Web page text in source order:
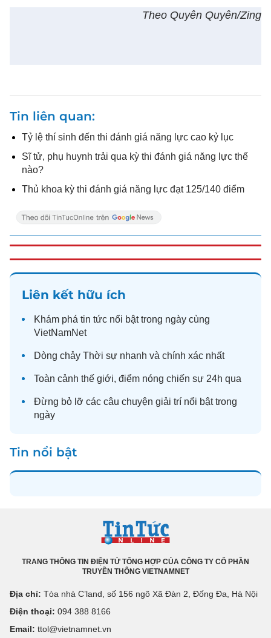
Theo Quyên Quyên/Zing
Tin liên quan
Tỷ lệ thí sinh đến thi đánh giá năng lực cao kỷ lục
Sĩ tử, phụ huynh trải qua kỳ thi đánh giá năng lực thế
nào?
Thủ khoa kỳ thi đánh giá năng lực đạt 125/140 điểm
Liên kết hữu ích
Khám phá tin tức nổi bật trong ngày cùng
VietNamNet
Dòng chảy Thời sự nhanh và chính xác nhất
Toàn cảnh thế giới, điểm nóng chiến sự 24h qua
Đừng bỏ lỡ các câu chuyện giải trí nổi bật trong
ngày
Tin nổi bật
TRANG THÔNG TIN ĐIỆN TỬ TỔNG HỢP CỦA CÔNG TY CỔ PHẦN
TRUYỀN THÔNG VIETNAMNET
Địa chỉ: Tòa nhà C’land, số 156 ngõ Xã Đàn 2, Đống Đa, Hà Nội
Điện thoại: 094 388 8166
Email: ttol@vietnamnet.vn